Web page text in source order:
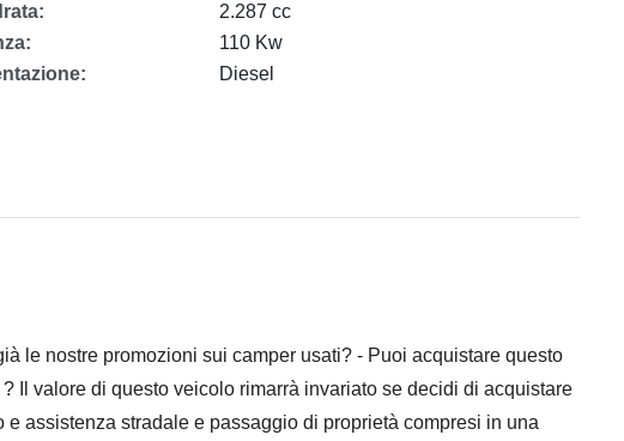
2.287 cc
110 Kw
Diesel
le nostre promozioni sui camper usati? - Puoi acquistare questo
Il valore di questo veicolo rimarrà invariato se decidi di acquistare
assistenza stradale e passaggio di proprietà compresi in una